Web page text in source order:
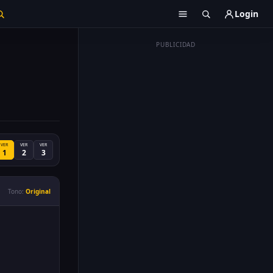
Login
PUBLICIDAD
VER
1
VER
2
VER
3
Tono: Original